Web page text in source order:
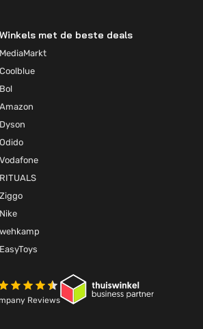
Winkels met de beste deals
MediaMarkt
Coolblue
Bol
Amazon
Dyson
Odido
Vodafone
RITUALS
Ziggo
Nike
wehkamp
EasyToys
Reviews